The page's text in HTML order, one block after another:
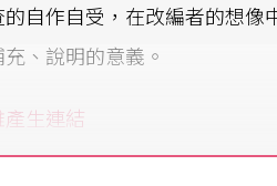
自作自受，在改編者的想像
、說明的意義。
生連結